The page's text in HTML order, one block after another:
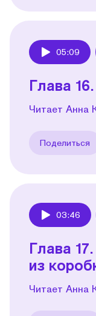
05:09
Глава
Читает Анна
Поделиться
03:46
Глава
из
Читает Анна